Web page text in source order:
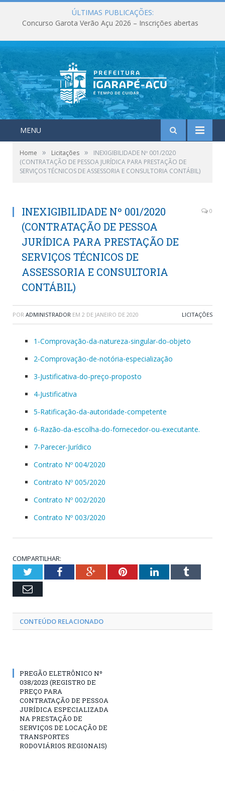
ÚLTIMAS PUBLICAÇÕES:
Concurso Garota Verão Açu 2026 – Inscrições abertas
MENU
Home » Licitações »
INEXIGIBILIDADE Nº 001/2020
(CONTRATAÇÃO DE PESSOA JURÍDICA PARA PRESTAÇÃO DE
SERVIÇOS TÉCNICOS DE ASSESSORIA E CONSULTORIA CONTÁBIL)
INEXIGIBILIDADE Nº 001/2020
(CONTRATAÇÃO DE PESSOA
JURÍDICA PARA PRESTAÇÃO DE
SERVIÇOS TÉCNICOS DE
ASSESSORIA E CONSULTORIA
CONTÁBIL)
0
POR ADMINISTRADOR EM 2 DE JANEIRO DE 2020 LICITAÇÕES
1-Comprovação-da-natureza-singular-do-objeto
2-Comprovação-de-notória-especialização
3-Justificativa-do-preço-proposto
4-Justificativa
5-Ratificação-da-autoridade-competente
6-Razão-da-escolha-do-fornecedor-ou-executante.
7-Parecer-Jurídico
Contrato Nº 004/2020
Contrato Nº 005/2020
Contrato Nº 002/2020
Contrato Nº 003/2020
COMPARTILHAR:
TwitterFacebookGoogle+PinterestLinkedInTumblr
Email
CONTEÚDO RELACIONADO
PREGÃO ELETRÔNICO Nº
038/2023 (REGISTRO DE
PREÇO PARA
CONTRATAÇÃO DE PESSOA
JURÍDICA ESPECIALIZADA
NA PRESTAÇÃO DE
SERVIÇOS DE LOCAÇÃO DE
TRANSPORTES
RODOVIÁRIOS REGIONAIS)